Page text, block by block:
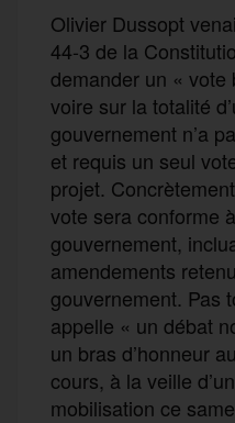
Olivier Dussopt
44-3 de la
demander un «
voire sur la totalité
gouvernement n’a
et requis un seul
projet.
vote sera conforme
gouvernement,
amendements
gouvernement. Pas
appelle « un débat
un bras d’honneur
cours, à la veille
mobilisation ce